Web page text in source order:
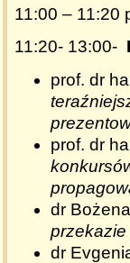
11:00 – 11:20
11:20- 13:00-
prof. dr
prof. dr
dr
przekazie
dr